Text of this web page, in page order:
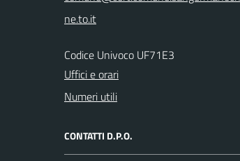
Codice Univoco UF71E3
Uffici e orari
Numeri utili
CONTATTI D.P.O.